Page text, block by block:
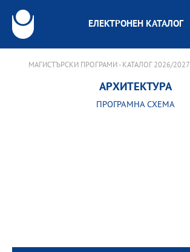
ЕЛЕКТРОНЕН КАТАЛОГ
МАГИСТЪРСКИ ПРОГРАМИ - КАТАЛОГ 2026/2027
АРХИТЕКТУРА
ПРОГРАМНА СХЕМА